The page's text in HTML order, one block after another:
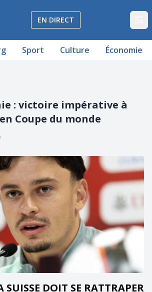
régionale Vaud et Fribourg
EN DIRECT
Sport Culture Économie
: victoire impérative à
Coupe du monde
DOIT SE RATTRAPER